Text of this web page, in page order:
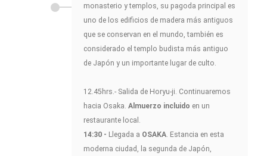
monasterio y templos, su pagoda principal es
uno de los edificios de madera más antiguos
que se conservan en el mundo, también es
considerado el templo budista más antiguo
de Japón y un importante lugar de culto.
12.45hrs.- Salida de Horyu-ji. Continuaremos
hacia Osaka. Almuerzo incluido en un
restaurante local.
14:30 - Llegada a OSAKA. Estancia en esta
moderna ciudad, la segunda de Japón,